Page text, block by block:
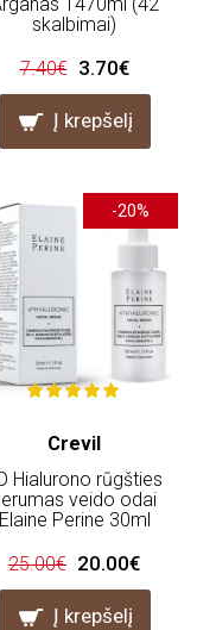
skalbimai)
7.40€ 3.70€
Į krepšelį
-20%
Crevil
Hialurono rūgšties
veido odai
Elaine Perine 30ml
25.00€ 20.00€
Į krepšelį